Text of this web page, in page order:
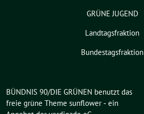
GRÜNE JUGEND
Landtagsfraktion
Bundestagsfraktion
BÜNDNIS 90/DIE GRÜNEN benutzt das
freie grüne Theme sunflower ‐ ein